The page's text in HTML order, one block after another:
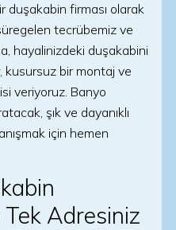
duşakabin firması olarak
süregelen tecrübemiz ve
hayalinizdeki duşakabini
bir montaj ve
veriyoruz. Banyo
şık ve dayanıklı
için hemen
Adresiniz